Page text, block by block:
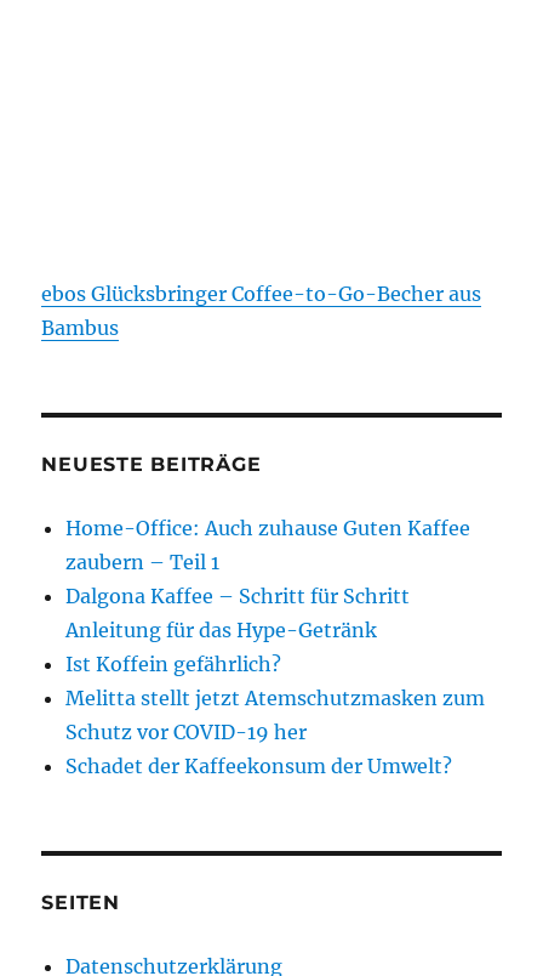
ebos Glücksbringer Coffee-to-Go-Becher aus
Bambus
NEUESTE BEITRÄGE
Home-Office: Auch zuhause Guten Kaffee
zaubern – Teil 1
Dalgona Kaffee – Schritt für Schritt
Anleitung für das Hype-Getränk
Ist Koffein gefährlich?
Melitta stellt jetzt Atemschutzmasken zum
Schutz vor COVID-19 her
Schadet der Kaffeekonsum der Umwelt?
SEITEN
Datenschutzerklärung